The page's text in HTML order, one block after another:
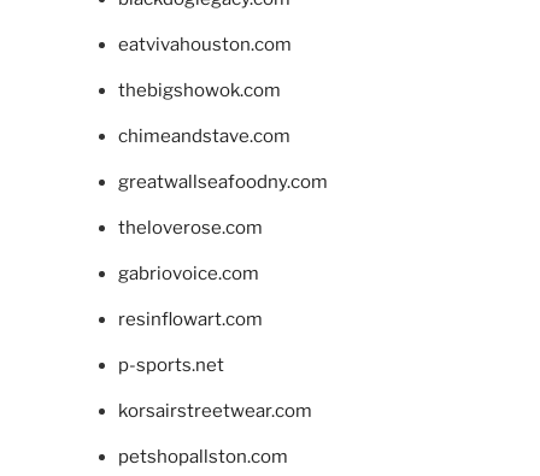
eatvivahouston.com
thebigshowok.com
chimeandstave.com
greatwallseafoodny.com
theloverose.com
gabriovoice.com
resinflowart.com
p-sports.net
korsairstreetwear.com
petshopallston.com